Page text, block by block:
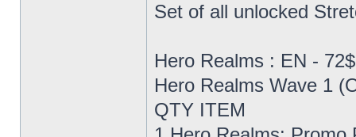
Set of all unlocked
Hero Realms : EN -
Hero Realms Wave 1
QTY ITEM